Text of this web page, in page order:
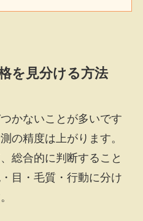
を見分ける方法
かないことが多いです
の精度は上がります。
総合的に判断すること
目・毛質・行動に分け